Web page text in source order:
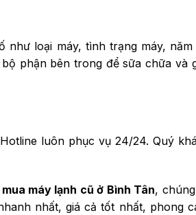
như loại máy, tình trạng máy,
phận bên trong để sữa chữa và
luôn phục vụ 24/24. Quý
máy lạnh cũ ở Bình Tân,
nhất, giá cả tốt nhất, phong